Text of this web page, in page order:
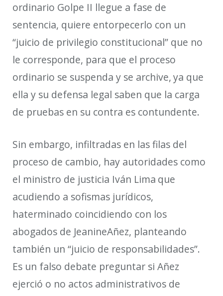
ordinario Golpe II llegue a fase de
sentencia, quiere entorpecerlo con un
“juicio de privilegio constitucional” que no
le corresponde, para que el proceso
ordinario se suspenda y se archive,ya que
ella y su defensa legal saben que la carga
de pruebas en su contra es contundente.
Sin embargo, infiltradas en las filas del
proceso de cambio, hay autoridades como
el ministro de justicia Iván Lima que
acudiendo a sofismas jurídicos,
haterminado coincidiendo con los
abogados de JeanineAñez, planteando
también un “juicio de responsabilidades”.
Es un falso debate preguntar si Añez
ejerció o no actos administrativos de